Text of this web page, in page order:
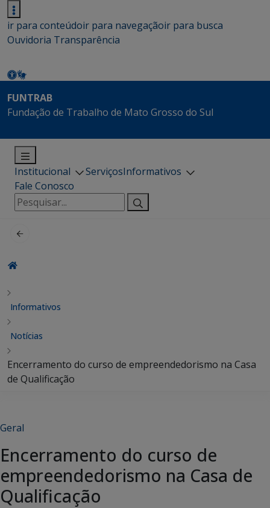
ir para conteúdoir para navegaçãoir para busca
Ouvidoria Transparência
FUNTRAB
Fundação de Trabalho de Mato Grosso do Sul
Institucional ServiçosInformativos
Fale Conosco
Pesquisar
por:
Informativos
Notícias
Encerramento do curso de empreendedorismo na Casa
de Qualificação
Geral
Encerramento do curso de
empreendedorismo na Casa de
Qualificação